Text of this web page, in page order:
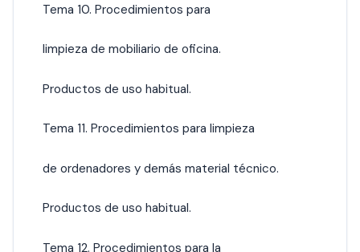
Tema 10. Procedimientos para
limpieza de mobiliario de oficina.
Productos de uso habitual.
Tema 11. Procedimientos para limpieza
de ordenadores y demás material técnico.
Productos de uso habitual.
Tema 12. Procedimientos para la